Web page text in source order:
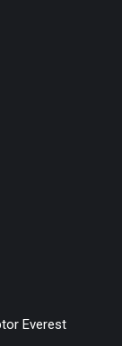
Everest